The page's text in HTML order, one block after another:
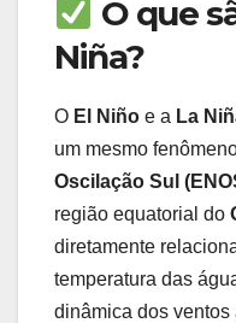
O que
Niña?
O El Niño e a La
um mesmo
Oscilação Sul
região equatorial do
diretamente
temperatura das
dinâmica dos ventos